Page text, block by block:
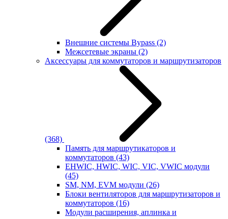
Внешние системы Bypass (2)
Межсетевые экраны (2)
Аксессуары для коммутаторов и маршрутизаторов
(368)
Память для маршрутикаторов и
коммутаторов (43)
EHWIC, HWIC, WIC, VIC, VWIC модули
(45)
SM, NM, EVM модули (26)
Блоки вентиляторов для маршрутизаторов и
коммутаторов (16)
Модули расширения, аплинка и